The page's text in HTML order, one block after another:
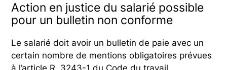
Action en justice du salarié possible
pour un bulletin non conforme
Le salarié doit avoir un bulletin de paie avec un
certain nombre de mentions obligatoires prévues